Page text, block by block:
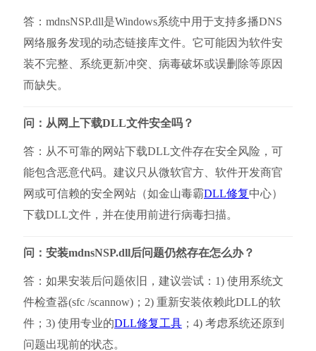
答：mdnsNSP.dll是Windows系统中用于支持多播DNS
网络服务发现的动态链接库文件。它可能因为软件安
装不完整、系统更新冲突、病毒破坏或误删除等原因
而缺失。
问：从网上下载DLL文件安全吗？
答：从不可靠的网站下载DLL文件存在安全风险，可
能包含恶意代码。建议只从微软官方、软件开发商官
网或可信赖的安全网站（如金山毒霸DLL修复中心）
下载DLL文件，并在使用前进行病毒扫描。
问：安装mdnsNSP.dll后问题仍然存在怎么办？
答：如果安装后问题依旧，建议尝试：1) 使用系统文
件检查器(sfc /scannow)；2) 重新安装依赖此DLL的软
件；3) 使用专业的DLL修复工具；4) 考虑系统还原到
问题出现前的状态。